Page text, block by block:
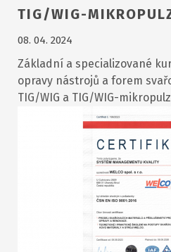
TIG/WIG-
08. 04. 2024
Základní a specializované
opravy nástrojů a forem
TIG/WIG a TIG/WIG-